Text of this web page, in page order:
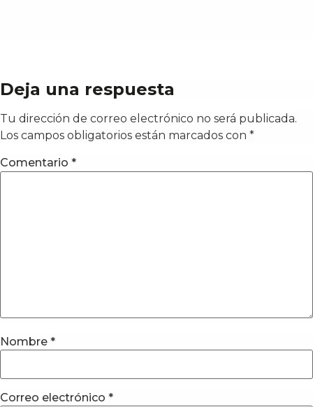
Deja una respuesta
Tu dirección de correo electrónico no será publicada.
Los campos obligatorios están marcados con *
Comentario *
Nombre *
Correo electrónico *